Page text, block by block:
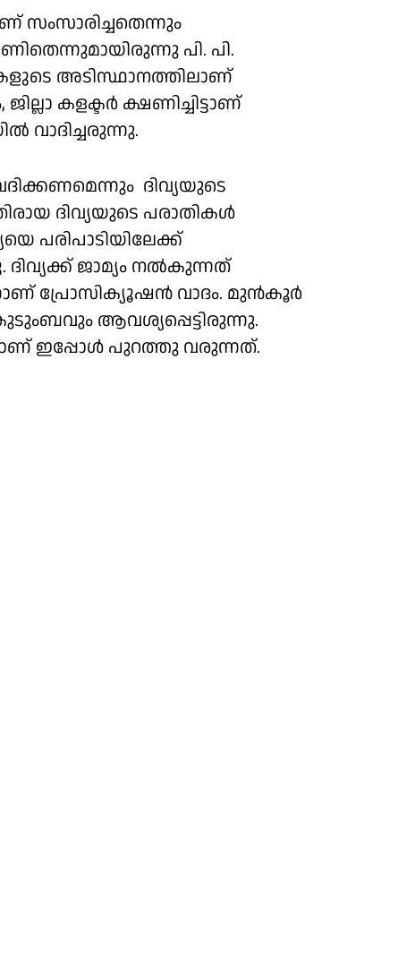
സംസാരിച്ചതെന്നും
പി. പി.
അടിസ്ഥാനത്തിലാണ്
കളക്ടർ ക്ഷണിച്ചിട്ടാണ്
വാദിച്ചരുന്നു.
ദിവ്യയുടെ
ദിവ്യയുടെ പരാതികൾ
പരിപാടിയിലേക്ക്
ദിവ്യക്ക് ജാമ്യം നൽകുന്നത്
പ്രോസിക്യൂഷൻ വാദം. മുൻകൂർ
ആവശ്യപ്പെട്ടിരുന്നു.
ഇപ്പോൾ പുറത്തു വരുന്നത്.